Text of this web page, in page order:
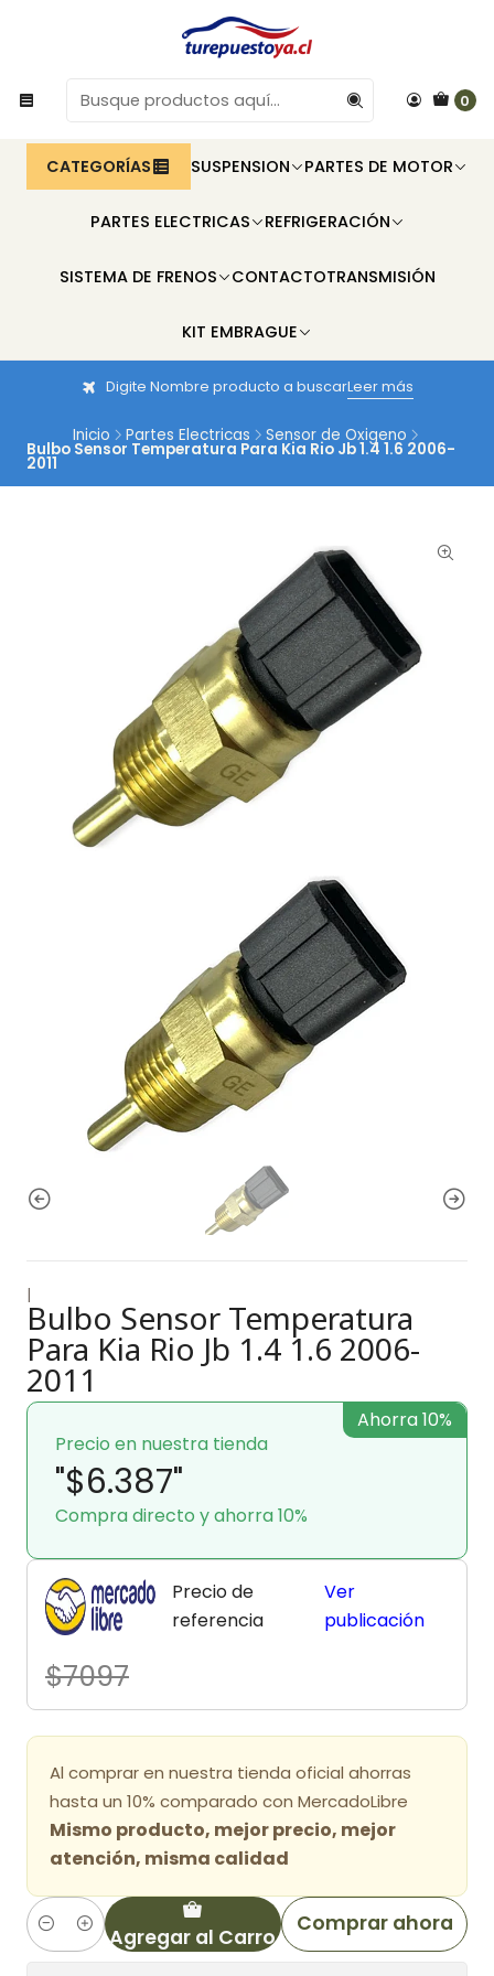
0
CATEGORÍAS SUSPENSION PARTES DE MOTOR
PARTES ELECTRICAS REFRIGERACIÓN
SISTEMA DE FRENOS CONTACTOTRANSMISIÓN
KIT EMBRAGUE
Digite Nombre producto a buscarLeer más
Inicio Partes Electricas Sensor de Oxigeno
Bulbo Sensor Temperatura Para Kia Rio Jb 1.4 1.6 2006-
2011
|
Bulbo Sensor Temperatura
Para Kia Rio Jb 1.4 1.6 2006-
2011
Precio en nuestra tienda
"$6.387"
Compra directo y ahorra 10%
Ahorra 10%
Precio de
referencia
$7097
Ver
publicación
Al comprar en nuestra tienda oficial ahorras
hasta un 10% comparado con MercadoLibre
Mismo producto, mejor precio, mejor
atención, misma calidad
Cantidad Agregar al Carro
Comprar ahora